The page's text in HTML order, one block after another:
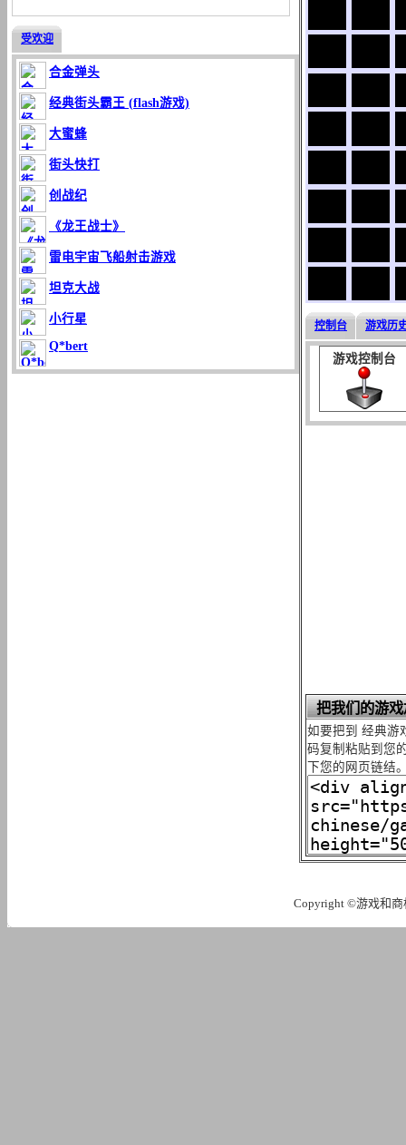
受欢迎
合金弹头
经典街头霸王 (flash游戏)
大蜜蜂
街头快打
创战纪
《龙王战士》
雷电宇宙飞船射击游戏
坦克大战
小行星
Q*bert
控制台 游戏历
游戏控制台
把我们的游
如要把到 经典游
码复制粘贴到您
下您的网页链结
Copyright ©游戏和